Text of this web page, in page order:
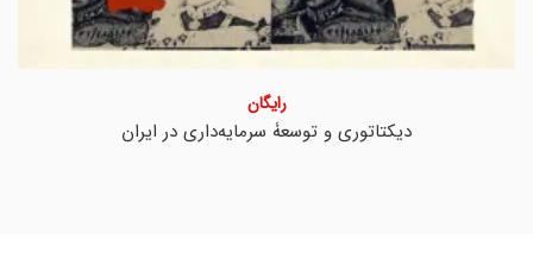
دیکتاتوری و توسعۀ سرمایه‌داری در ایران
رایگان